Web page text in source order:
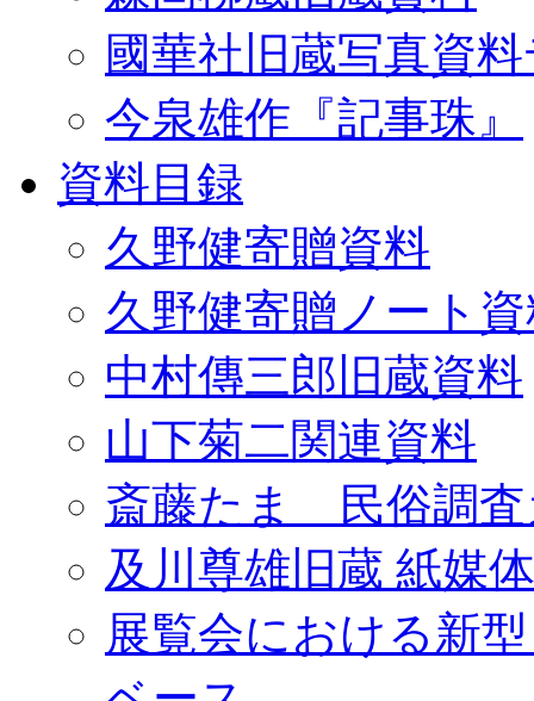
國華社旧蔵写真資
今泉雄作『記事珠』
資料目録
久野健寄贈資料
久野健寄贈ノート
中村傳三郎旧蔵資料
山下菊二関連資料
斎藤たま 民俗調査
及川尊雄旧蔵 紙媒
展覧会における新